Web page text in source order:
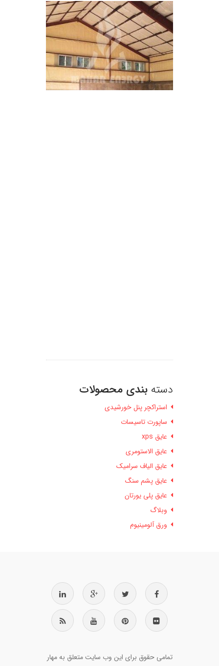
دسته بندی محصولات
استراکچر پنل خورشیدی
ساپورت تاسیسات
عایق xps
عایق الاستومری
عایق الیاف سرامیک
عایق پشم سنگ
عایق پلی یورتان
وبلاگ
ورق آلومینیوم
تمامی حقوق برای این وب سایت متعلق به مهار